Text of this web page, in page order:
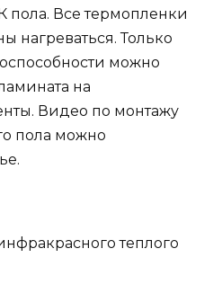
пола. Все термопленки
нагреваться. Только
можно
на
Видео по монтажу
пола можно
теплого